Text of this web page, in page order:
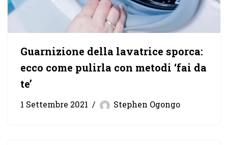
Guarnizione della lavatrice sporca:
ecco come pulirla con metodi ‘fai da
te’
1 Settembre 2021 Stephen Ogongo